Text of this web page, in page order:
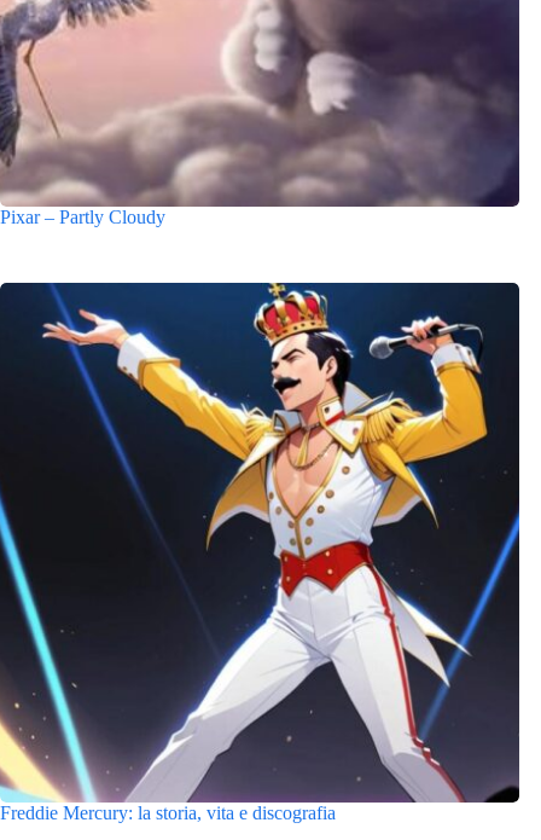
Pixar – Partly Cloudy
Freddie Mercury: la storia, vita e discografia